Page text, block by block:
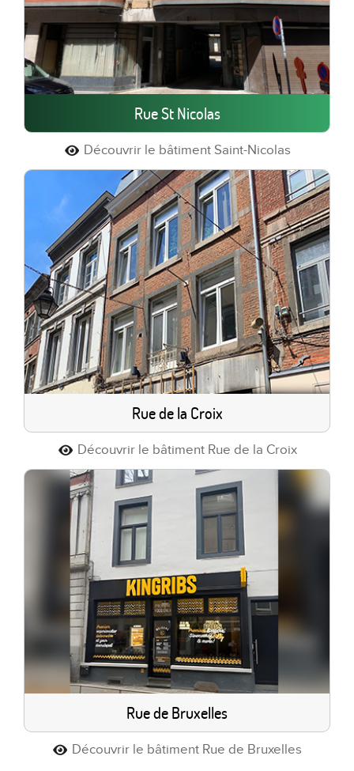
Rue St Nicolas
Découvrir le bâtiment Saint-Nicolas
Rue de la Croix
Découvrir le bâtiment Rue de la Croix
Rue de Bruxelles
Découvrir le bâtiment Rue de Bruxelles